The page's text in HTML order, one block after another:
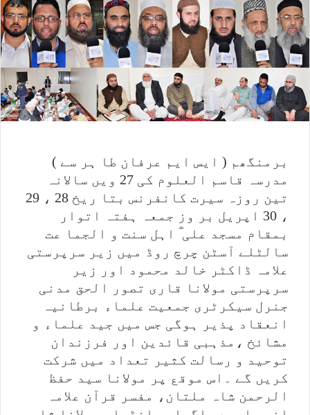
برمنگھم ( ایس ایم عرفان طا ہر سے )
مدرسہ قاسم العلوم کی 27 ویں سالانہ
تین روزہ سیرت کانفرنس بتا ریخ 28 ، 29
، 30 اپریل بر وز جمعہ ہفتہ اتوار
بمقام مسجد علی ؓ اہل سنت و الجما عت
سالٹلے آسٹن چرچ روڈ میں زیر سرپرستی
علامہ ڈاکٹر خالد محمود اور زیر
سرپرستی مولانا قاری تصور الحق مدنی
جنرل سیکرٹری جمعیت علماء برطانیہ
انعقاد پذیر ہوگی جس میں جید علماء و
مشائخ ،مذہبی قائدین اور فرزندان
توحید و رسالت کثیر تعداد میں شرکت
کریں گے ۔اس موقع پر مولانا سید حفظ
الرحمن شاہ ملتان، مفسر قرآن علامہ